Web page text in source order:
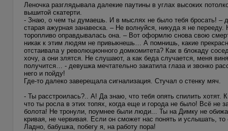
Леночка разглядывала далекие паутины в углах высоких
вышитой скатерти.
- Знаю, о чем ты думаешь. И в мыслях не было тебя бросать! –
старая ажурная занавеска. – Не волнуйся, никуда я не
торопливо оправдывалась она. – Вот оформлю снова свою
никак к этим людям не привыкнешь… А помнишь, какие
отстаивала у революционного домкомитета? Как в блокаду
хочу, а они злятся. Не слушают, а как беда случается, меня
получится… - девушка мечтательно закатила глаза и звонко
него и пойду!
Где-то далеко заверещала сигнализация. Стучал о стенку мяч.
- Ты расстроилась?.. А! Да знаю, что тебя опять спилить
что ты росла в этих топях, когда еще и города не было! Всё не
болота! Не тронули, поумнее были люди... Ты на Димку не
кривая, не червивая. Если он сможет нас понять и услышать,
Ладно, бабушка, побегу я, на работу пора!